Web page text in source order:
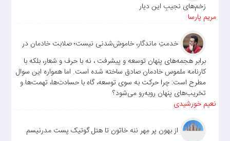
زخم‌های نجیبِ این دیار
مریم پارسا
خدمتِ ماندگار، خاموش‌شدنی نیست؛ صلابت خادمان در
برابر هجمه‌های پنهان توسعه و پیشرفت ، نه با حرف و شعار، بلکه با
کارنامه ملموس خادمان صادق ساخته شده است. اما همواره این سوال
مطرح است: چرا حرکت به سوی توسعه، گاه با حسادت‌ها، تهمت‌ها و
تخریب‌های پنهان روبه‌رو می‌شود؟
نعیم خورشیدی
از بهون پر مِهر ننه خاتون تا هتل گوتیک پست مدرنیسم